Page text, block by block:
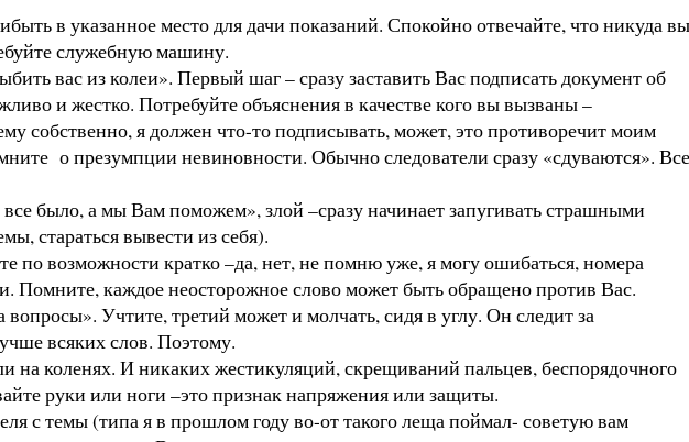
в указанное место для дачи показаний. Спокойно отвечайте, что никуда вы
служебную машину.
вас из колеи». Первый шаг – сразу заставить Вас подписать документ об
и жестко. Потребуйте объяснения в качестве кого вы вызваны –
собственно, я должен что-то подписывать, может, это противоречит моим
о презумпции невиновности. Обычно следователи сразу «сдуваются». Все
было, а мы Вам поможем», злой –сразу начинает запугивать страшными
стараться вывести из себя).
возможности кратко –да, нет, не помню уже, я могу ошибаться, номера
Помните, каждое неосторожное слово может быть обращено против Вас.
Учтите, третий может и молчать, сидя в углу. Он следит за
всяких слов. Поэтому.
коленях. И никаких жестикуляций, скрещиваний пальцев, беспорядочного
руки или ноги –это признак напряжения или защиты.
темы (типа я в прошлом году во-от такого леща поймал- советую вам